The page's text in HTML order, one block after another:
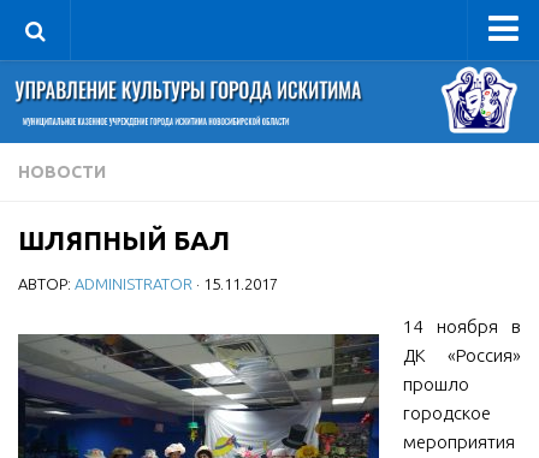
Управление
Руководитель
Сведения об организации
Книга почета культуры
Фотогалерея
Учредительные документы
Правовая база
Противодействие коррупции
НОВОСТИ
ШЛЯПНЫЙ БАЛ
АВТОР: ADMINISTRATOR · 15.11.2017
14 ноября в
ДК «Россия»
прошло
городское
мероприятия